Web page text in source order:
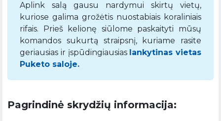
Aplink salą gausu nardymui skirtų vietų,
kuriose galima grožėtis nuostabiais koraliniais
rifais. Prieš kelionę siūlome paskaityti mūsų
komandos sukurtą straipsnį, kuriame rasite
geriausias ir įspūdingiausias lankytinas vietas
Puketo saloje.
Pagrindinė skrydžių informacija: